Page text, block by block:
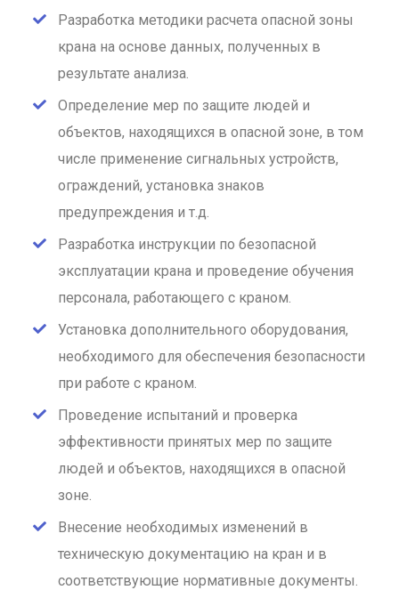
Разработка методики расчета опасной зоны
крана на основе данных, полученных в
результате анализа.
Определение мер по защите людей и
объектов, находящихся в опасной зоне, в том
числе применение сигнальных устройств,
ограждений, установка знаков
предупреждения и т.д.
Разработка инструкции по безопасной
эксплуатации крана и проведение обучения
персонала, работающего с краном.
Установка дополнительного оборудования,
необходимого для обеспечения безопасности
при работе с краном.
Проведение испытаний и проверка
эффективности принятых мер по защите
людей и объектов, находящихся в опасной
зоне.
Внесение необходимых изменений в
техническую документацию на кран и в
соответствующие нормативные документы.